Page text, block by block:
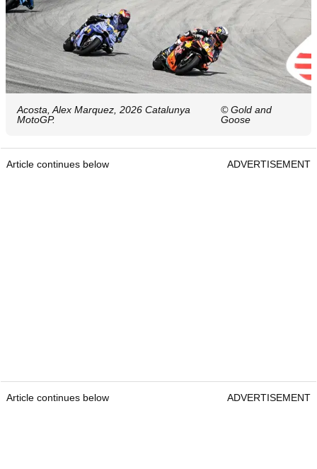
Acosta, Alex Marquez, 2026 Catalunya
MotoGP.
© Gold and
Goose
Article continues below ADVERTISEMENT
Article continues below ADVERTISEMENT